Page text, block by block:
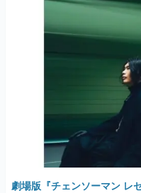
劇場版『チェンソーマン レ